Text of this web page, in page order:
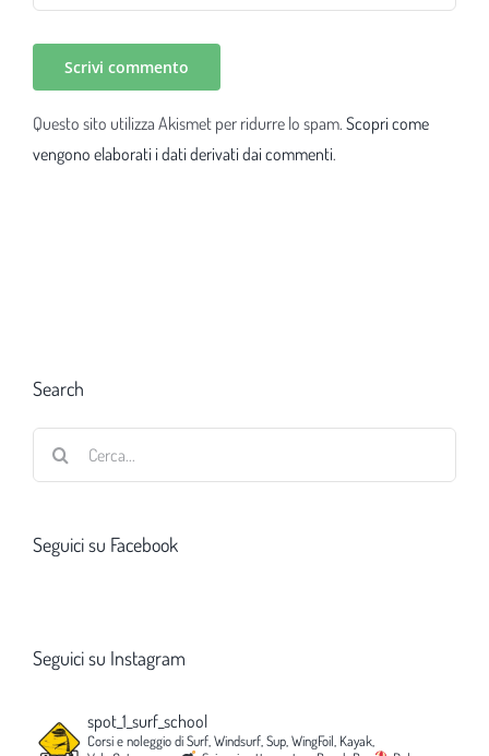
Questo sito utilizza Akismet per ridurre lo spam. Scopri come
vengono elaborati i dati derivati dai commenti.
Search
Seguici su Facebook
Seguici su Instagram
spot_1_surf_school
Corsi e noleggio di Surf, Windsurf, Sup, WingFoil, Kayak,